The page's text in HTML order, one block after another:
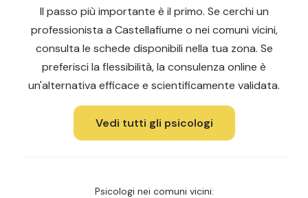
Il passo più importante è il primo. Se cerchi un
professionista a Castellafiume o nei comuni vicini,
consulta le schede disponibili nella tua zona. Se
preferisci la flessibilità, la consulenza online è
un'alternativa efficace e scientificamente validata.
Vedi tutti gli psicologi
Psicologi nei comuni vicini: